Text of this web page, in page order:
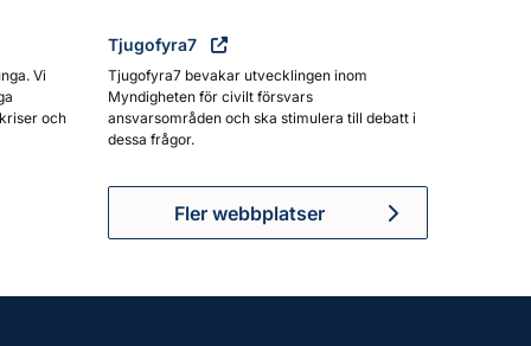
Vi
och
Tjugofyra7
Tjugofyra7 bevakar utvecklingen inom
Myndigheten för civilt försvars
ansvarsområden och ska stimulera till debatt i
dessa frågor.
Fler webbplatser